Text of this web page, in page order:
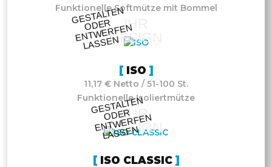
Funktionelle Softmütze mit Bommel
IHR
DESIGN
GESTALTE
N
O
DE
R
E
NT
WE
RFE
N
LASSE
N
ISO
11,17 € Netto / 51-100 St.
Funktionelle Isoliertmütze
IHR
DESIGN
GESTALTE
N
O
DE
R
E
NT
WE
RFE
N
LASSE
N
ISO CLASSIC